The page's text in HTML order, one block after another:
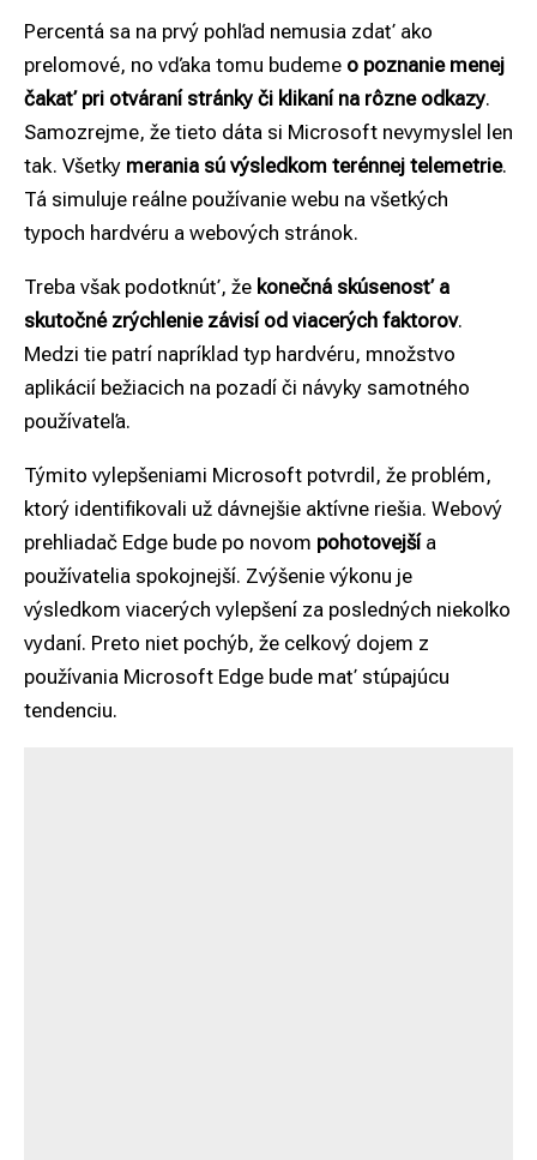
Percentá sa na prvý pohľad nemusia zdať ako
prelomové, no vďaka tomu budeme o poznanie menej
čakať pri otváraní stránky či klikaní na rôzne odkazy.
Samozrejme, že tieto dáta si Microsoft nevymyslel len
tak. Všetky merania sú výsledkom terénnej telemetrie.
Tá simuluje reálne používanie webu na všetkých
typoch hardvéru a webových stránok.
Treba však podotknúť, že konečná skúsenosť a
skutočné zrýchlenie závisí od viacerých faktorov.
Medzi tie patrí napríklad typ hardvéru, množstvo
aplikácií bežiacich na pozadí či návyky samotného
používateľa.
Týmito vylepšeniami Microsoft potvrdil, že problém,
ktorý identifikovali už dávnejšie aktívne riešia. Webový
prehliadač Edge bude po novom pohotovejšía
používatelia spokojnejší. Zvýšenie výkonu je
výsledkom viacerých vylepšení za posledných niekoľko
vydaní. Preto niet pochýb, že celkový dojem z
používania Microsoft Edge bude mať stúpajúcu
tendenciu.